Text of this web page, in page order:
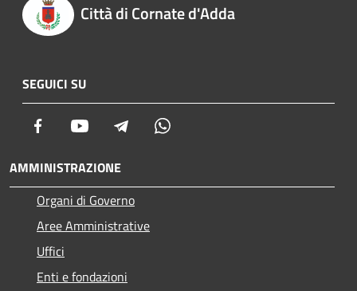
Città di Cornate d'Adda
SEGUICI SU
Facebook Youtube Telegram
AMMINISTRAZIONE
Organi di Governo
Aree Amministrative
Uffici
Enti e fondazioni